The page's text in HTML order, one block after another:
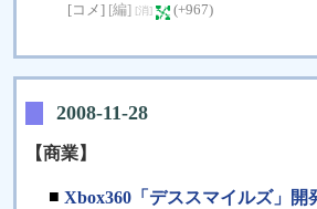
[コメ] [編] [消] (+967)
2008-11-28
【商業】
■ Xbox360「デススマイルズ」